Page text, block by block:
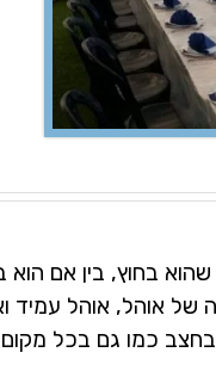
בחוץ, בין אם הוא
של אוהל, אוהל עמיד
כמו גם בכל